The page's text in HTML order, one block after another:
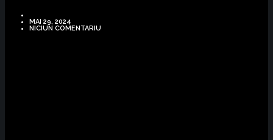
MAI 29, 2024
NICIUN COMENTARIU